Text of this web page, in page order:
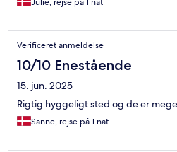
Julie, rejse på 1 nat
Verificeret anmeldelse
10/10 Enestående
15. jun. 2025
Rigtig hyggeligt sted og de er
Sanne, rejse på 1 nat